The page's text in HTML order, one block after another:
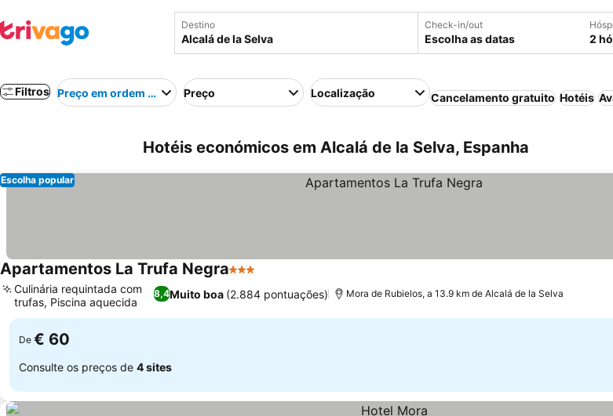
Destino Check-in/out
Escolha as datas 2
Filtros Preço em ordem crescentePreço Localização Cancelamento gratuito Hotéis
Hotéis económicos em Alcalá de la Selva, Espanha
Escolha popular
Apartamentos La Trufa Negra3 Estrelas
8,4Muito boa (2.884 pontuações)
Culinária requintada com
trufas, Piscina aquecida
Mora de Rubielos, a 13.9 km de Alcalá de la Selva
De € 60
Consulte os preços de 4 sites